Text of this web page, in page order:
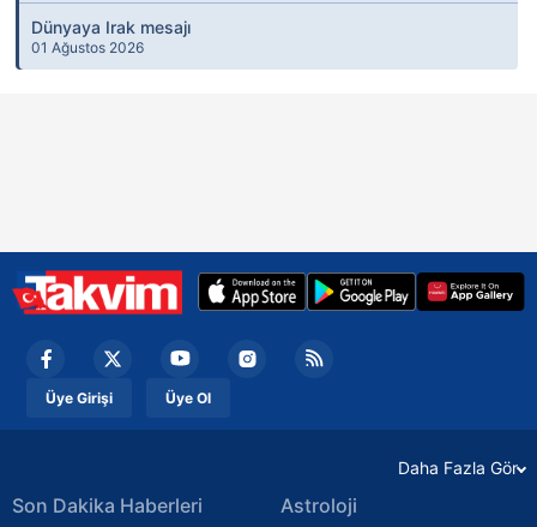
Dünyaya Irak mesajı
01 Ağustos 2026
Üye Girişi Üye Ol
Daha Fazla Gör
Son Dakika Haberleri Astroloji